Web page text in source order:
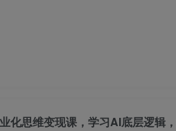
化思维变现课，学习AI底层逻辑